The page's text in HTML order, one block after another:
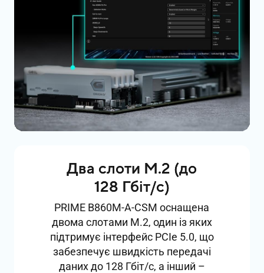
Два слоти M.2 (до
128 Гбіт/с)
PRIME B860M-A-CSM оснащена
двома слотами M.2, один із яких
підтримує інтерфейс PCIe 5.0, що
забезпечує швидкість передачі
даних до 128 Гбіт/с, а інший –